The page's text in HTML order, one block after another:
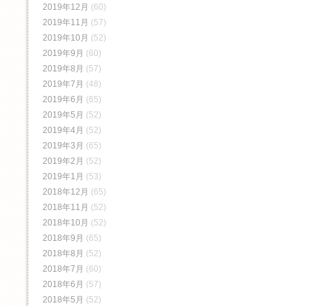
2019年12月 (60)
2019年11月 (57)
2019年10月 (52)
2019年9月 (60)
2019年8月 (57)
2019年7月 (48)
2019年6月 (65)
2019年5月 (52)
2019年4月 (52)
2019年3月 (65)
2019年2月 (52)
2019年1月 (53)
2018年12月 (65)
2018年11月 (52)
2018年10月 (52)
2018年9月 (65)
2018年8月 (52)
2018年7月 (60)
2018年6月 (57)
2018年5月 (52)